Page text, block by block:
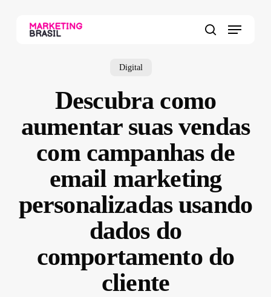
Menu
Digital
Descubra como
aumentar suas vendas
com campanhas de
email marketing
personalizadas usando
dados do
comportamento do
cliente